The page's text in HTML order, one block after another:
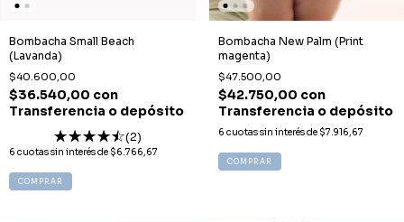
Bombacha Small Beach
(Lavanda)
$40.600,00
$36.540,00 con
Transferencia o depósito
(2)
6 cuotas sin interés de $6.766,67
COMPRAR
Bombacha New Palm (Print
magenta)
$47.500,00
$42.750,00 con
Transferencia o depósito
6 cuotas sin interés de $7.916,67
COMPRAR